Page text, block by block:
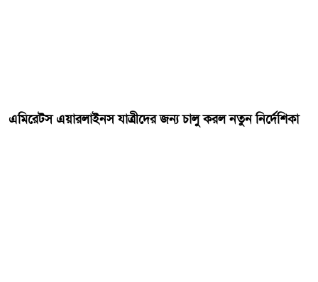
এমিরেটস এয়ারলাইনস যাত্রীদের জন্য চালু করল নতুন নির্দেশিকা